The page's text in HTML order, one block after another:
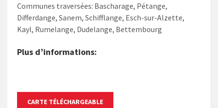
Communes traversées: Bascharage, Pétange,
Differdange, Sanem, Schifflange, Esch-sur-Alzette,
Kayl, Rumelange, Dudelange, Bettembourg​
Plus d’infor​​​mations:
CARTE TÉLÉCHARGEABLE